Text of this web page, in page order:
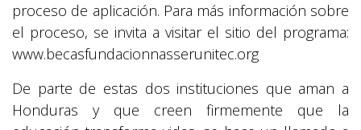
proceso de aplicación. Para más información sobre
el proceso, se invita a visitar el sitio del programa:
www.becasfundacionnasserunitec.org
De parte de estas dos instituciones que aman a
Honduras y que creen firmemente que la